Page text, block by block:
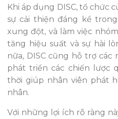
Khi áp dụng DISC, tổ chức
sự cải thiện đáng kể
xung đột, và làm việc
tăng hiệu suất và sự hài
nữa, DISC cũng hỗ trợ
phát triển các chiến lược
thời giúp nhân viên phát
nhân.
Với những lợi ích rõ ràng